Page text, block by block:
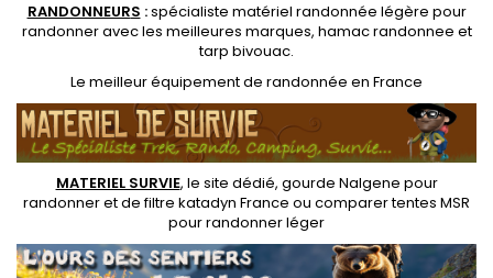
RANDONNEURS :spécialiste matériel randonnée légère pour
randonner avec les meilleures marques, hamac randonnee et
tarp bivouac.
Le meilleur équipement de randonnée en France
MATERIEL SURVIE, le site dédié, gourde Nalgene pour
randonneret defiltre katadyn France ou comparer tentes MSR
pour randonner léger